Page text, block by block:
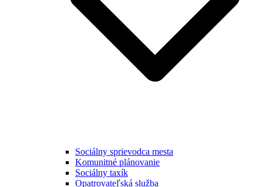
Sociálny sprievodca mesta
Komunitné plánovanie
Sociálny taxík
Opatrovateľská služba